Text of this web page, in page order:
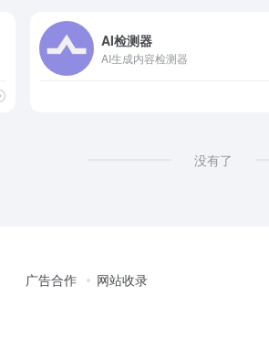
AI检测器
AI生成内容检测器
没有了
广告合作 网站收录